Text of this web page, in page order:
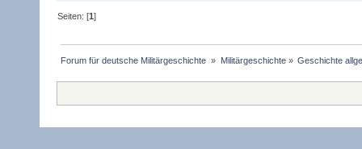
Seiten: [1]
Forum für deutsche Militärgeschichte » Militärgeschichte» Geschichte